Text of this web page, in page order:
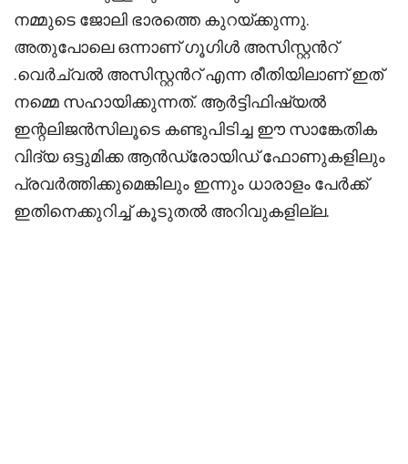
നമ്മുടെ ജോലി ഭാരത്തെ കുറയ്ക്കുന്നു.
അതുപോലെ ഒന്നാണ് ഗൂഗിൾ അസിസ്റ്റൻറ്
.വെർച്വൽ അസിസ്റ്റൻറ് എന്ന രീതിയിലാണ് ഇത്
നമ്മെ സഹായിക്കുന്നത്. ആർട്ടിഫിഷ്യൽ
ഇന്റലിജൻസിലൂടെ കണ്ടുപിടിച്ച ഈ സാങ്കേതിക
വിദ്യ ഒട്ടുമിക്ക ആൻഡ്രോയിഡ് ഫോണുകളിലും
പ്രവർത്തിക്കുമെങ്കിലും ഇന്നും ധാരാളം പേർക്ക്
ഇതിനെക്കുറിച്ച് കൂടുതൽ അറിവുകളില്ല.